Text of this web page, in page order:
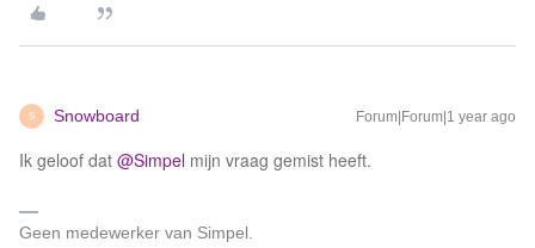
S Snowboard Forum|Forum|1 year ago
Ik geloof dat @Simpel mijn vraag gemist heeft.
Geen medewerker van Simpel.